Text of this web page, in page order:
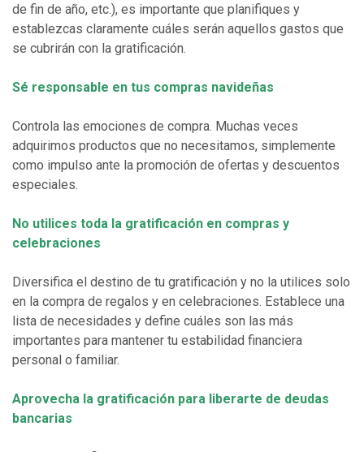
de fin de año, etc.), es importante que planifiques y
establezcas claramente cuáles serán aquellos gastos que
se cubrirán con la gratificación.
Sé responsable en tus compras navideñas
Controla las emociones de compra. Muchas veces
adquirimos productos que no necesitamos, simplemente
como impulso ante la promoción de ofertas y descuentos
especiales.
No utilices toda la gratificación en compras y
celebraciones
Diversifica el destino de tu gratificación y no la utilices solo
en la compra de regalos y en celebraciones. Establece una
lista de necesidades y define cuáles son las más
importantes para mantener tu estabilidad financiera
personal o familiar.
Aprovecha la gratificación para liberarte de deudas
bancarias